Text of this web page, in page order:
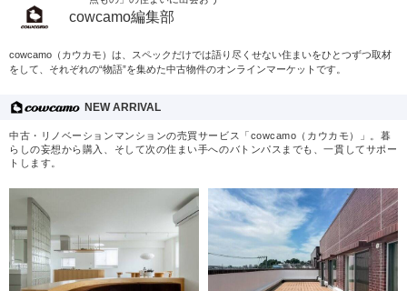
cowcamo編集部
cowcamo（カウカモ）は、スペックだけでは語り尽くせない住まいをひとつずつ取材
をして、それぞれの“物語”を集めた中古物件のオンラインマーケットです。
NEW ARRIVAL
中古・リノベーションマンションの売買サービス「cowcamo（カウカモ）」。暮
らしの妄想から購入、そして次の住まい手へのバトンパスまでも、一貫してサポー
トします。